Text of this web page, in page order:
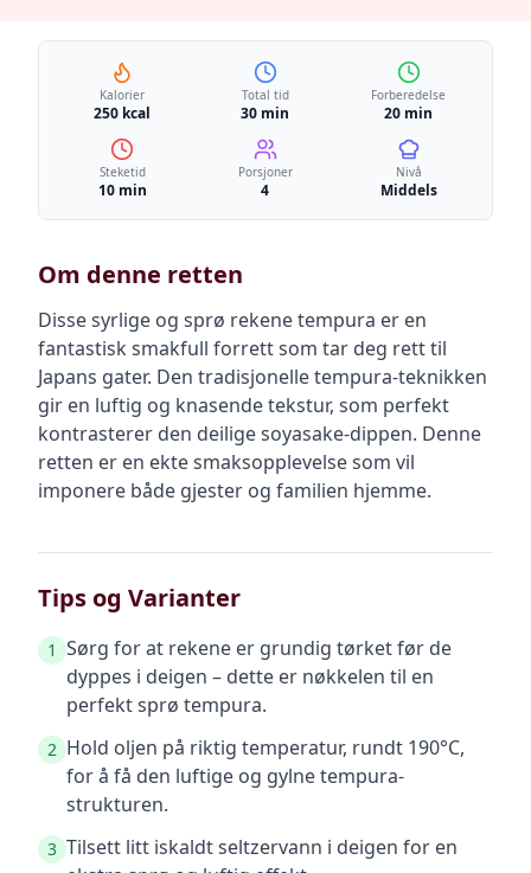
Kalorier
250 kcal
Total tid
30 min
Forberedelse
20 min
Steketid
10 min
Porsjoner
4
Nivå
Middels
Om denne retten
Disse syrlige og sprø rekene tempura er en
fantastisk smakfull forrett som tar deg rett til
Japans gater. Den tradisjonelle tempura-teknikken
gir en luftig og knasende tekstur, som perfekt
kontrasterer den deilige soyasake-dippen. Denne
retten er en ekte smaksopplevelse som vil
imponere både gjester og familien hjemme.
Tips og Varianter
1 Sørg for at rekene er grundig tørket før de
dyppes i deigen – dette er nøkkelen til en
perfekt sprø tempura.
2 Hold oljen på riktig temperatur, rundt 190°C,
for å få den luftige og gylne tempura-
strukturen.
3 Tilsett litt iskaldt seltzervann i deigen for en